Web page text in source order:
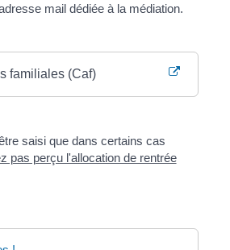
mail dédiée à la médiation.
familiales (Caf)
saisi que dans certains cas
pas perçu l'allocation de rentrée